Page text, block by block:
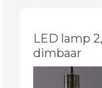
LED lamp
dimbaar